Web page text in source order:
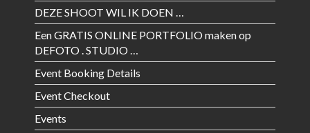
DEZE SHOOT WIL IK DOEN …
Een GRATIS ONLINE PORTFOLIO maken op
DEFOTO . STUDIO …
Event Booking Details
Event Checkout
Events